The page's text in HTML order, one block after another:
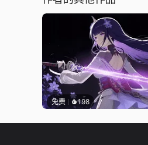
免费 198